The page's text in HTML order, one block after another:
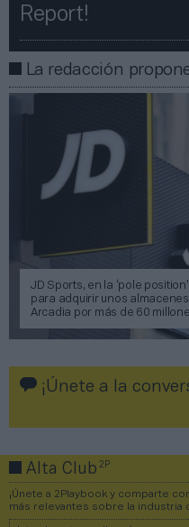
Report!​​
La redacción
JD Sports, en la ‘pole position’
para adquirir unos
Arcadia por más de 60
¡Únete a la
Alta Club2P
¡Únete a 2Playbook y comparte
más relevantes sobre la industria